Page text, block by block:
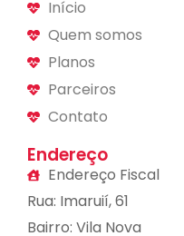
Início
Quem somos
Planos
Parceiros
Contato
Endereço
Endereço Fiscal
Rua: Imaruií, 61
Bairro: Vila Nova